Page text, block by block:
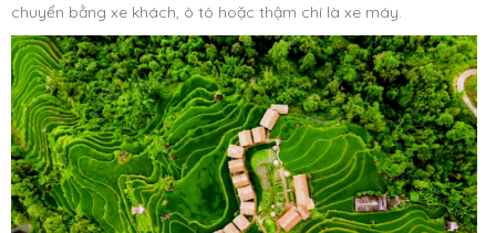
chuyển bằng xe khách, ô tô hoặc thậm chí là xe máy.